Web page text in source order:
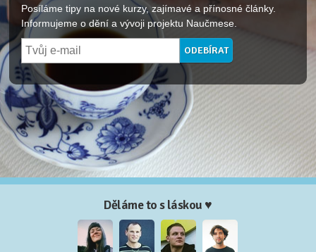
Posíláme tipy na nové kurzy, zajímavé a přínosné články.
Informujeme o dění a vývoji projektu Naučmese.
Děláme to s láskou ♥